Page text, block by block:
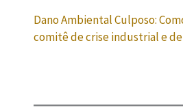
Dano Ambiental Culposo:
comitê de crise industrial e